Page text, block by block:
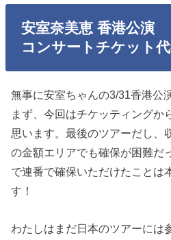
安室奈美恵 香港公演
コンサートチケット
無事に安室ちゃんの3/31香港公
まず、今回はチケッティングか
思います。最後のツアーだし、
の金額エリアでも確保が困難だ
で連番で確保いただけたことは
す！
わたしはまだ日本のツアーには